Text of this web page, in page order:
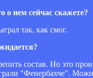
нем сейчас скажете?
так, как смог.
состав. Но это
"Фенербахче".